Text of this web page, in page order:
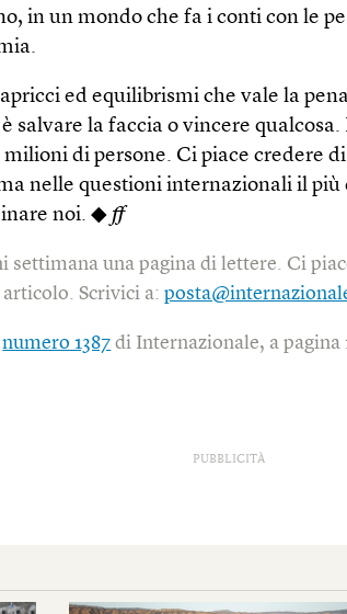
in un mondo che fa i conti con le
ed equilibrismi che vale la
salvare la faccia o vincere
di persone. Ci piace credere
nelle questioni internazionali il più
noi. ◆ ff
settimana una pagina di lettere. Ci
articolo. Scrivici a:
numero 1387 di Internazionale, a pagina
PUBBLICITÀ